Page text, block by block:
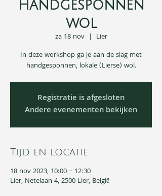
handgesponnen
wol
za 18 nov
  |
Lier
In deze workshop ga je aan de slag met
handgesponnen, lokale (Lierse) wol.
Registratie is afgesloten
Andere evenementen bekijken
Tijd en locatie
18 nov 2023, 10:00 – 12:30
Lier, Netelaan 4, 2500 Lier, België